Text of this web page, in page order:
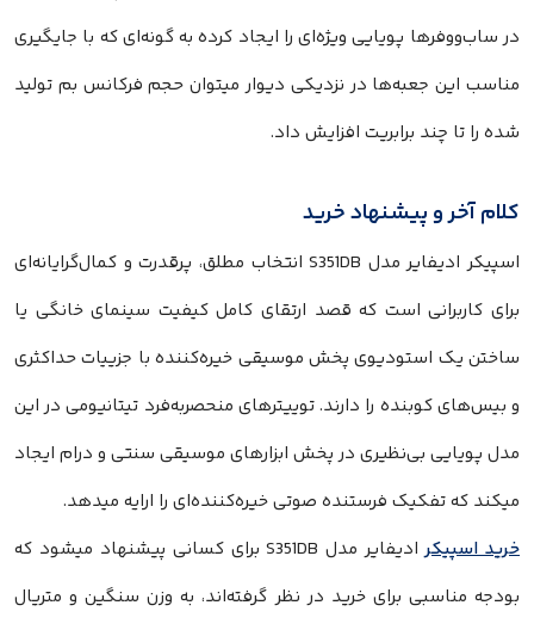
در ساب‌ووفرها پویایی ویژه‌ای را ایجاد کرده به گونه‌ای که با جایگیری
مناسب این جعبه‌ها در نزدیکی دیوار میتوان حجم فرکانس بم تولید
شده را تا چند برابریت افزایش داد.
کلام آخر و پیشنهاد خرید
اسپیکر ادیفایر مدل S351DB انتخاب مطلق، پرقدرت و کمال‌گرایانه‌ای
برای کاربرانی است که قصد ارتقای کامل کیفیت سینمای خانگی یا
ساختن یک استودیوی پخش موسیقی خیره‌کننده با جزییات حداکثری
و بیس‌های کوبنده را دارند. توییترهای منحصربه‌فرد تیتانیومی در این
مدل پویایی بی‌نظیری در پخش ابزارهای موسیقی سنتی و درام ایجاد
میکند که تفکیک فرستنده‌ صوتی خیره‌کننده‌ای را ارایه میدهد.
خرید اسپیکر
ادیفایر مدل S351DB برای کسانی پیشنهاد میشود که
بودجه مناسبی برای خرید در نظر گرفته‌اند، به وزن سنگین و متریال